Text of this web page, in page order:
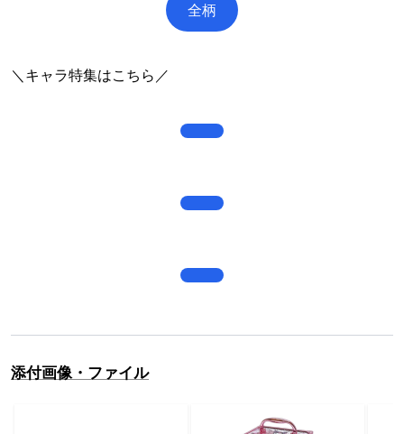
全柄
＼キャラ特集はこちら／
添付画像・ファイル